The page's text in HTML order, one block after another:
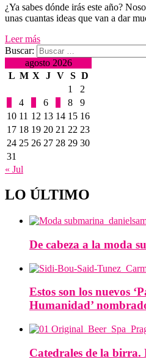
¿Ya sabes dónde irás este año?
unas cuantas ideas que van a dar
Leer más
Buscar:
agosto 2026
L M X J V S D
1
2
4 6 8
9
10 11 12 13 14 15 16
17 18 19 20 21 22 23
24 25 26 27 28 29 30
31
« Jul
LO ÚLTIMO
De cabeza a la moda
Estos son los nuevos
Humanidad’
Catedrales de la birra.